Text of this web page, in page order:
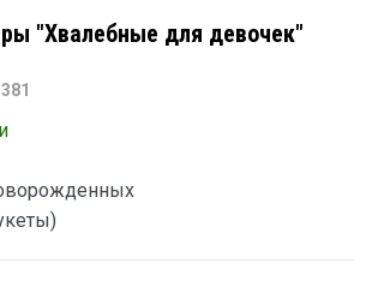
"Хвалебные для девочек"